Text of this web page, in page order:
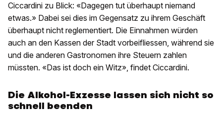
Ciccardini zu Blick: «Dagegen tut überhaupt niemand
etwas.» Dabei sei dies im Gegensatz zu ihrem Geschäft
überhaupt nicht reglementiert. Die Einnahmen würden
auch an den Kassen der Stadt vorbeifliessen, während sie
und die anderen Gastronomen ihre Steuern zahlen
müssten. «Das ist doch ein Witz», findet Ciccardini.
Die Alkohol-Exzesse lassen sich nicht so
schnell beenden